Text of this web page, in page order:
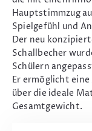
Hauptstimmzug
Spielgefühl und
Der neu
Schallbecher
Schülern
Er ermöglicht
über die ideale
Gesamtgewicht.